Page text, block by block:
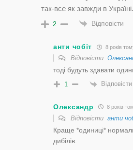
так-все як завжди в Україні.
2 Відповісти
анти чобіт 8 років
Відповісти
тоді будуть здавати
1 Відповісти
Олександр 8 років
Відповісти анти
Краще *одиниці*
дибілів.